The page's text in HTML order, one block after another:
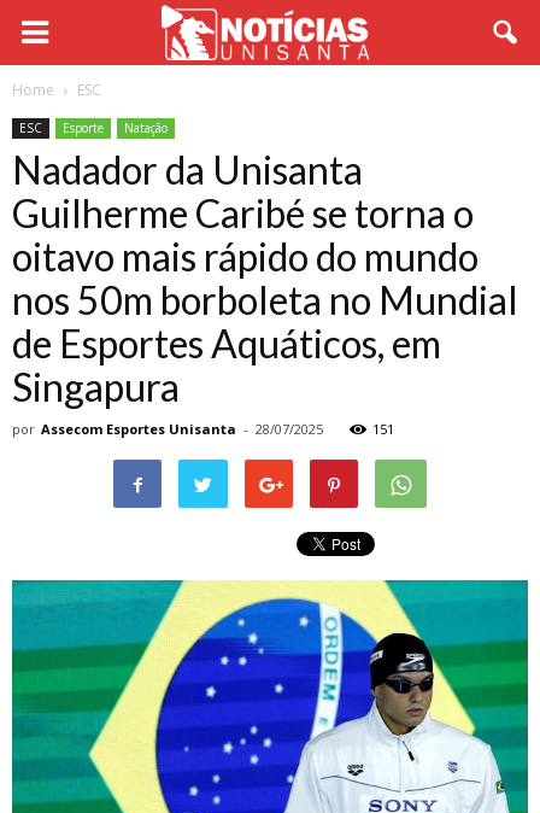
Home ESC
ESC Esporte Natação
Nadador da Unisanta
Guilherme Caribé se torna o
oitavo mais rápido do mundo
nos 50m borboleta no Mundial
de Esportes Aquáticos, em
Singapura
por Assecom Esportes Unisanta - 28/07/2025 151